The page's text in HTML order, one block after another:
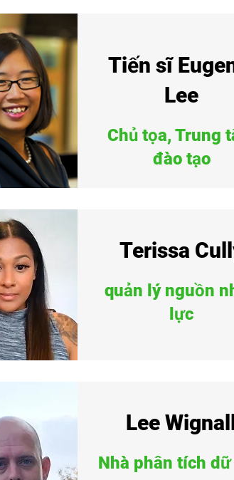
Tiến sĩ
Lee
Chủ tọa, Trung
đào tạo
Terissa
quản lý nguồn
lực
Lee Wignall
Nhà phân tích